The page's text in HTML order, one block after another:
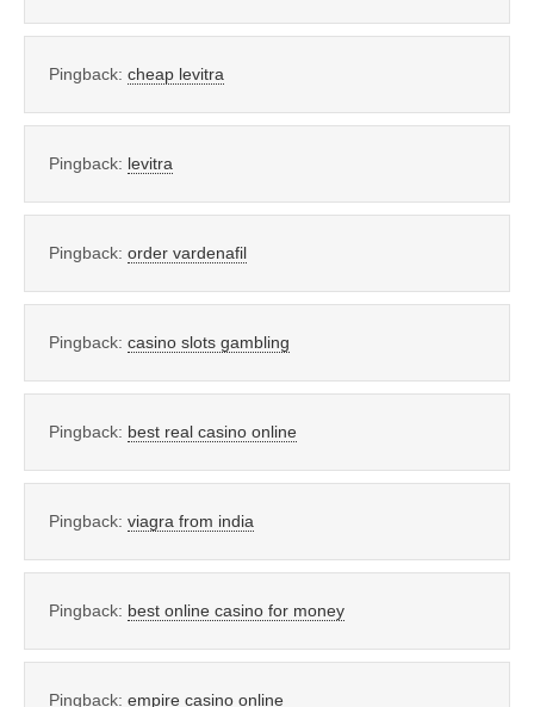
Pingback: cheap levitra
Pingback: levitra
Pingback: order vardenafil
Pingback: casino slots gambling
Pingback: best real casino online
Pingback: viagra from india
Pingback: best online casino for money
Pingback: empire casino online